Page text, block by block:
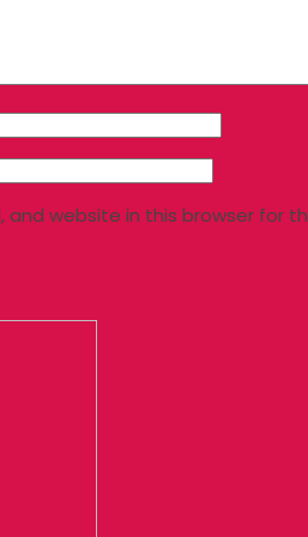
and website in this browser for